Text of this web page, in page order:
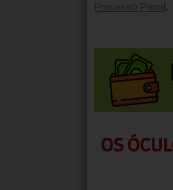
Processo Penal.